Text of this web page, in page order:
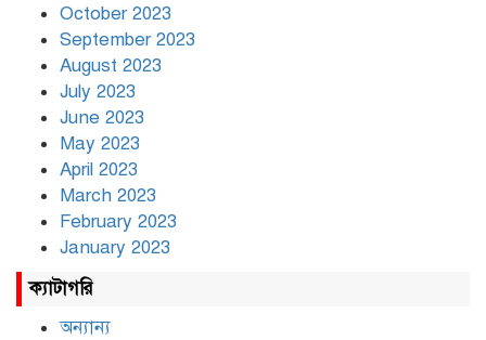
October 2023
September 2023
August 2023
July 2023
June 2023
May 2023
April 2023
March 2023
February 2023
January 2023
ক্যাটাগরি
অন্যান্য